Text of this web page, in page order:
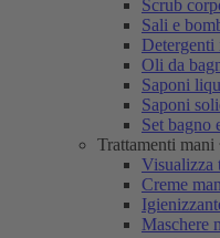
Scrub
Sali e
Detergenti
Oli da
Saponi
Saponi
Set bagno
Trattamenti mani
Visualizza
Creme
Maschere